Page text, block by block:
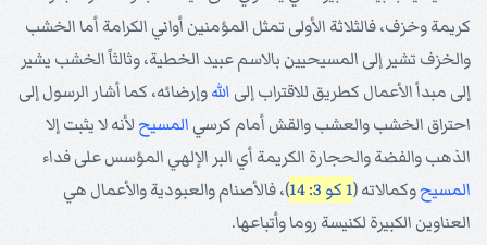
كريمة وخزف، فالثلاثة الأولى تمثل المؤمنين أواني الكرامة أما الخشب
والخزف تشير إلى المسيحيين بالاسم عبيد الخطية، وثالثاً الخشب يشير
إلى مبدأ الأعمال كطريق للاقتراب إلى اللهوإرضائه، كما أشار الرسول إلى
احتراق الخشب والعشب والقش أمام كرسي المسيح لأنه لا يثبت إلا
الذهب والفضة والحجارة الكريمة أي البر الإلهي المؤسس على فداء
المسيحوكمالاته (1 كو 3: 14
)، فالأصنام والعبودية والأعمال هي
العناوين الكبيرة لكنيسة روما وأتباعها.